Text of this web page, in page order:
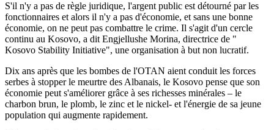
S'il n'y a pas de règle juridique, l'argent public est détourné par les
fonctionnaires et alors il n'y a pas d'économie, et sans une bonne
économie, on ne peut pas combattre le crime. Il s'agit d'un cercle
continu au Kosovo, a dit Engjellushe Morina, directrice de "
Kosovo Stability Initiative", une organisation à but non lucratif.
Dix ans après que les bombes de l'OTAN aient conduit les forces
serbes à stopper le meurtre des Albanais, le Kosovo pense que son
économie peut s'améliorer grâce à ses richesses minérales – le
charbon brun, le plomb, le zinc et le nickel- et l'énergie de sa jeune
population qui augmente rapidement.